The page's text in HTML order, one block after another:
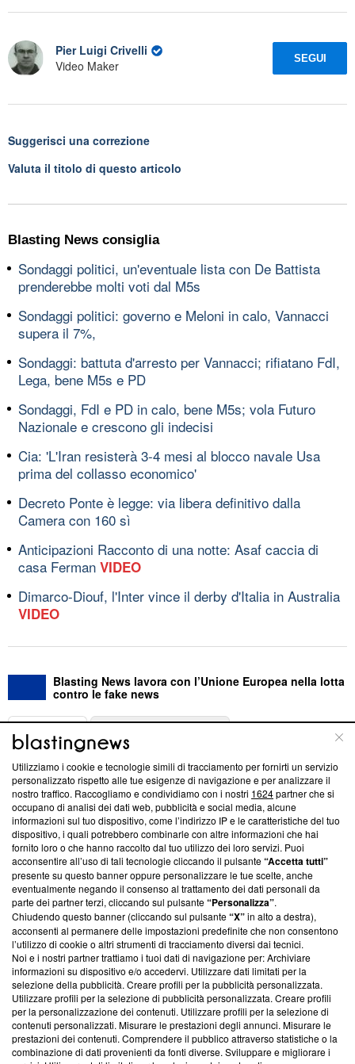
Pier Luigi Crivelli
Video Maker
SEGUI
Suggerisci una correzione
Valuta il titolo di questo articolo
Blasting News consiglia
Sondaggi politici, un'eventuale lista con De Battista
prenderebbe molti voti dal M5s
Sondaggi politici: governo e Meloni in calo, Vannacci
supera il 7%,
Sondaggi: battuta d'arresto per Vannacci; rifiatano FdI,
Lega, bene M5s e PD
Sondaggi, FdI e PD in calo, bene M5s; vola Futuro
Nazionale e crescono gli indecisi
Cia: 'L'Iran resisterà 3-4 mesi al blocco navale Usa
prima del collasso economico'
Decreto Ponte è legge: via libera definitivo dalla
Camera con 160 sì
Anticipazioni Racconto di una notte: Asaf caccia di
casa Ferman VIDEO
Dimarco-Diouf, l'Inter vince il derby d'Italia in Australia
VIDEO
Blasting News lavora con l’Unione Europea nella lotta
contro le fake news
ABOUT
Questa sezione offre informazioni trasparenti su Blasting
News, sui nostri processi editoriali e su come ci impegniamo a
creare news di qualità. Inoltre, afferma la nostra aderenza a
‘Trust Project - News with Integrity’Blasting News non è
ancora membro del programma, ma ha richiesto di farne
parte; Trust Project non ha ancora effettuato una verifica di
conformità agli standard.
Su di noi
Team editoriale
Corporate
Redazione
Informativa Privacy
Cookie Policy
Utilizziamo i cookie e tecnologie simili di tracciamento per fornirti un servizio
personalizzato rispetto alle tue esigenze di navigazione e per analizzare il
nostro traffico. Raccogliamo e condividiamo con i nostri 1624partner che si
occupano di analisi dei dati web, pubblicità e social media, alcune
informazioni sul tuo dispositivo, come l’indirizzo IP e le caratteristiche del tuo
dispositivo, i quali potrebbero combinarle con altre informazioni che hai
fornito loro o che hanno raccolto dal tuo utilizzo dei loro servizi. Puoi
acconsentire all’uso di tali tecnologie cliccando il pulsante“Accetta tutti”
presente su questo banner oppure personalizzare le tue scelte, anche
eventualmente negando il consenso al trattamento dei dati personali da
parte dei partner terzi, cliccando sul pulsante“Personalizza”.
Chiudendo questo banner (cliccando sul pulsante“X”in alto a destra),
acconsenti al permanere delle impostazioni predefinite che non consentono
l’utilizzo di cookie o altri strumenti di tracciamento diversi dai tecnici.
Noi e i nostri partner trattiamo i tuoi dati di navigazione per: Archiviare
informazioni su dispositivo e/o accedervi. Utilizzare dati limitati per la
selezione della pubblicità. Creare profili per la pubblicità personalizzata.
Utilizzare profili per la selezione di pubblicità personalizzata. Creare profili
per la personalizzazione dei contenuti. Utilizzare profili per la selezione di
contenuti personalizzati. Misurare le prestazioni degli annunci. Misurare le
prestazioni dei contenuti. Comprendere il pubblico attraverso statistiche o la
combinazione di dati provenienti da fonti diverse. Sviluppare e migliorare i